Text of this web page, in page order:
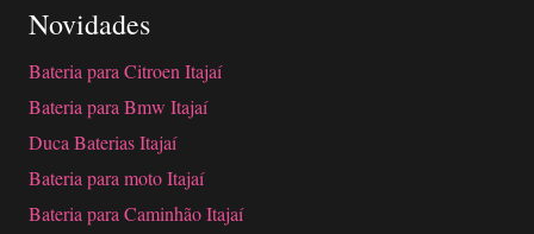
Novidades
Bateria para Citroen Itajaí
Bateria para Bmw Itajaí
Duca Baterias Itajaí
Bateria para moto Itajaí
Bateria para Caminhão Itajaí